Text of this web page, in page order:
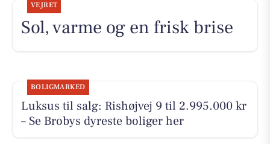
VEJRET
Sol, varme og en frisk brise
BOLIGMARKED
Luksus til salg: Rishøjvej 9 til 2.995.000 kr
– Se Brobys dyreste boliger her